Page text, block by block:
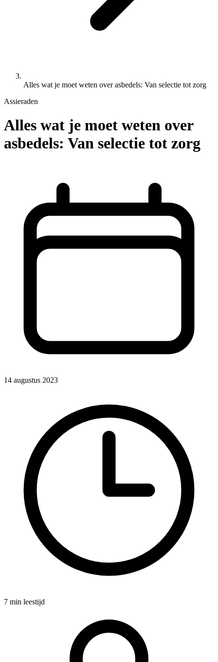
Alles wat je moet weten over asbedels: Van selectie tot zorg
Assieraden
Alles wat je moet weten over
asbedels: Van selectie tot zorg
14 augustus 2023
7 min leestijd